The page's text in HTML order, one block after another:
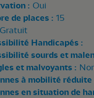
: Oui
de places : 15
Gratuit
Handicapés :
sourds et
et malvoyants :
à mobilité réduite
en situation de